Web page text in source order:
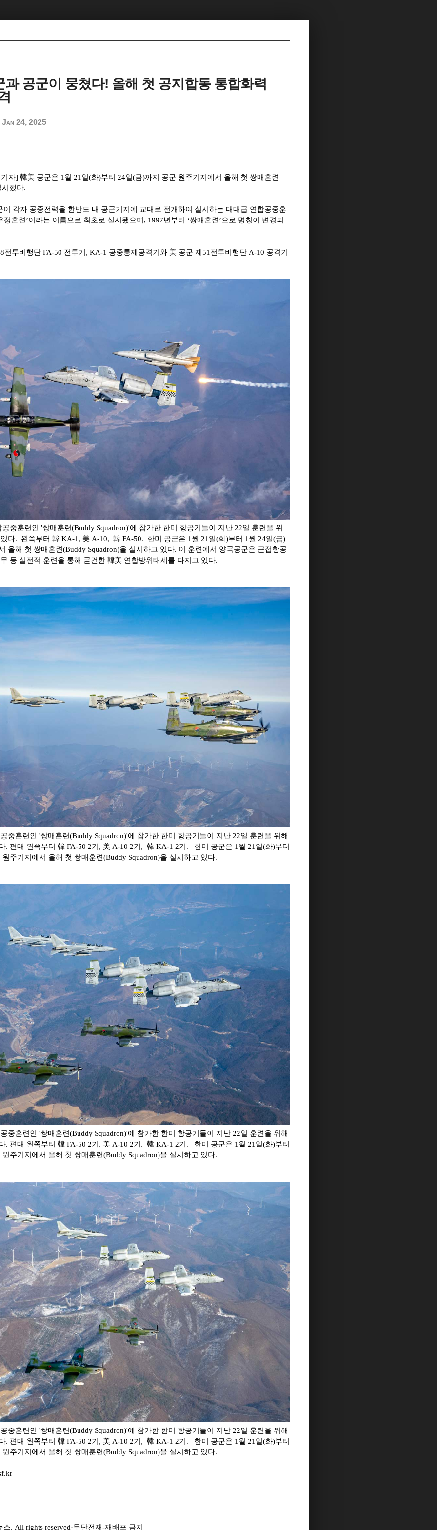
과 공군이 뭉쳤다! 올해 첫 공지합동 통합화력
Jan 24, 2025
자] 韓美 공군은 1월 21일(화)부터 24일(금)까지 공군 원주기지에서 올해 첫 쌍매훈련
시했다.
이 각자 공중전력을 한반도 내 공군기지에 교대로 전개하여 실시하는 대대급 연합공중훈
정훈련’이라는 이름으로 최초로 실시됐으며 , 1997년부터 ‘쌍매훈련’으로 명칭이 변경되
8전투비행단 FA-50 전투기 , KA-1 공중통제공격기와 美 공군 제 51전투비행단 A-10 공격기
중훈련인 '쌍매훈련(Buddy Squadron)'에 참가한 한미 항공기들이 지난 22일 훈련을 위
다. 왼쪽부터 韓 KA-1, 美 A-10, 韓 FA-50. 한미 공군은 1월 21일(화)부터 1월 24일(금)
올해 첫 쌍매훈련(Buddy Squadron)을 실시하고 있다. 이 훈련에서 양국공군은 근접항공
등 실전적 훈련을 통해 굳건한 韓美 연합방위태세를 다지고 있다.
중훈련인 '쌍매훈련(Buddy Squadron)'에 참가한 한미 항공기들이 지난 22일 훈련을 위해
. 편대 왼쪽부터 韓 FA-50 2기, 美 A-10 2기, 韓 KA-1 2기. 한미 공군은 1월 21일(화)부터
주기지에서 올해 첫 쌍매훈련(Buddy Squadron)을 실시하고 있다.
중훈련인 '쌍매훈련(Buddy Squadron)'에 참가한 한미 항공기들이 지난 22일 훈련을 위해
. 편대 왼쪽부터 韓 FA-50 2기, 美 A-10 2기, 韓 KA-1 2기. 한미 공군은 1월 21일(화)부터
주기지에서 올해 첫 쌍매훈련(Buddy Squadron)을 실시하고 있다.
중훈련인 '쌍매훈련(Buddy Squadron)'에 참가한 한미 항공기들이 지난 22일 훈련을 위해
. 편대 왼쪽부터 韓 FA-50 2기, 美 A-10 2기, 韓 KA-1 2기. 한미 공군은 1월 21일(화)부터
주기지에서 올해 첫 쌍매훈련(Buddy Squadron)을 실시하고 있다.
스. All rights reserved·무단전재-재배포 금지